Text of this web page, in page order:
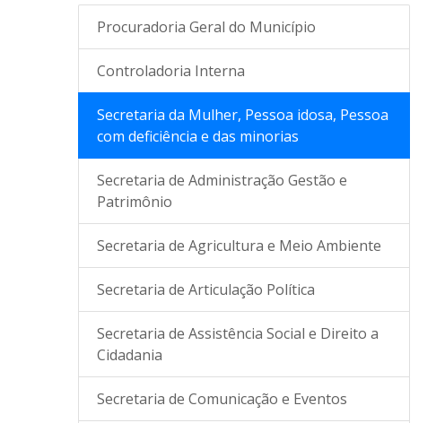
Procuradoria Geral do Município
Controladoria Interna
Secretaria da Mulher, Pessoa idosa, Pessoa
com deficiência e das minorias
Secretaria de Administração Gestão e
Patrimônio
Secretaria de Agricultura e Meio Ambiente
Secretaria de Articulação Política
Secretaria de Assistência Social e Direito a
Cidadania
Secretaria de Comunicação e Eventos